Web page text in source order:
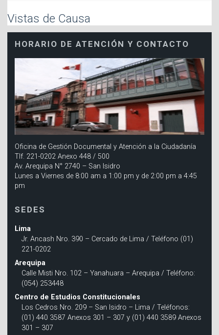
Vistas de Causa
HORARIO DE ATENCIÓN Y CONTACTO
Oficina de Gestión Documental y Atención a la Ciudadanía
Tlf. 221-0202 Anexo 448 / 500
Av. Arequipa N° 2740 – San Isidro
Lunes a Viernes de 8:00 am a 1:00 pm y de 2:00 pm a 4:45
pm
SEDES
Lima
Jr. Ancash Nro. 390 – Cercado de Lima / Teléfono (01)
221-0202
Arequipa
Calle Misti Nro. 102 – Yanahuara – Arequipa / Teléfono:
(054) 253448
Centro de Estudios Constitucionales
Los Cedros Nro. 209 – San Isidro – Lima / Teléfonos:
(01) 440 3587 Anexos 301 – 307 y (01) 440 3589 Anexos
301 – 307